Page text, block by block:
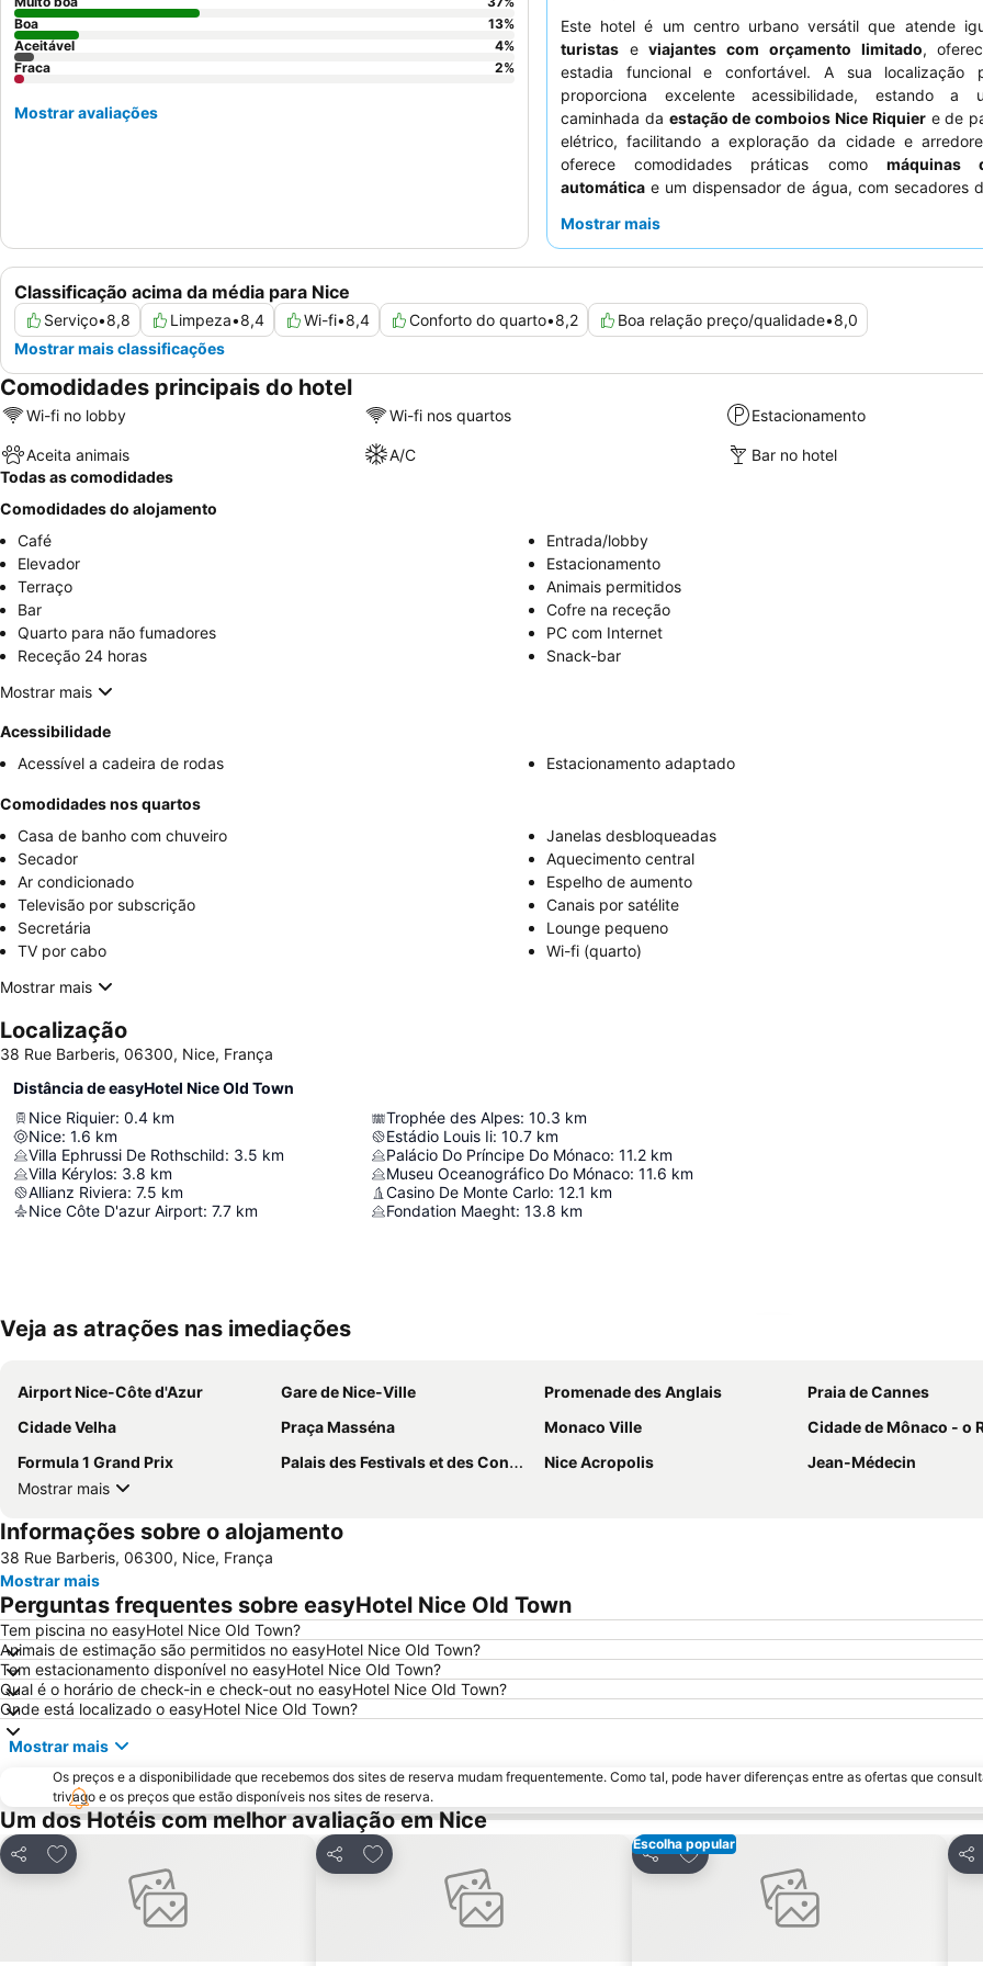
Este hotel é um centro urbano versátil que atende
turistas eviajantes com orçamento limitado,
estadia funcional e confortável. A sua localização
proporciona excelente acessibilidade, estando a
caminhada da estação de comboios Nice Riquiere de
elétrico, facilitando a exploração da cidade e
oferece comodidades práticas como máquinas
automática e um dispensador de água, com secadores
consistentemente os
pátio exterior.
Mostrar mais
Classificação acima da média para Nice
Serviço•8,8 Limpeza•8,4 Wi-fi•8,4 Conforto do quarto•8,2 Boa relação preço/qualidade•8,0
Mostrar mais classificações
Boa
13%
Aceitável
4%
Fraca
2%
Mostrar avaliações
Comodidades principais do hotel
Wi-fi no lobby Wi-fi nos quartos Estacionamento
Aceita animais A/C
Bar no hotel
Todas as comodidades
Comodidades do alojamento
Café
Entrada/lobby
Elevador
Estacionamento
Terraço
Animais permitidos
Bar
Cofre na receção
Quarto para não fumadores
PC com Internet
Receção 24 horas
Snack-bar
Mostrar mais
Acessibilidade
Acessível a cadeira de rodas
Estacionamento adaptado
Comodidades nos quartos
Casa de banho com chuveiro
Janelas desbloqueadas
Secador
Aquecimento central
Ar condicionado
Espelho de aumento
Televisão por subscrição
Canais por satélite
Secretária
Lounge pequeno
TV por cabo
Wi-fi (quarto)
Mostrar mais
Localização
38 Rue Barberis, 06300, Nice, França
Distância de easyHotel Nice Old Town
Nice Riquier: 0.4 km
Nice: 1.6 km
Villa Ephrussi De Rothschild: 3.5 km
Villa Kérylos: 3.8 km
Allianz Riviera: 7.5 km
Nice Côte D'azur Airport: 7.7 km
Trophée des Alpes: 10.3 km
Estádio Louis Ii: 10.7 km
Palácio Do Príncipe Do Mónaco: 11.2 km
Museu Oceanográfico Do Mónaco: 11.6 km
Casino De Monte Carlo: 12.1 km
Fondation Maeght: 13.8 km
Veja as atrações nas imediações
Airport Nice-Côte d'Azur Gare de Nice-Ville Promenade des Anglais
Praia de Cannes
Cidade Velha
Praça Masséna Monaco Ville
Cidade de Mônaco - o
Formula 1 Grand Prix
Palais des Festivals et des Congrès Nice Acropolis
Jean-Médecin
Mostrar mais
Informações sobre o alojamento
38 Rue Barberis, 06300, Nice, França
Mostrar mais
Perguntas frequentes sobre easyHotel Nice Old Town
Tem piscina no easyHotel Nice Old Town?
Animais de estimação são permitidos no easyHotel Nice Old Town?
Tem estacionamento disponível no easyHotel Nice Old Town?
Qual é o horário de check-in e check-out no easyHotel Nice Old Town?
Onde está localizado o easyHotel Nice Old Town?
Mostrar mais
Os preços e a disponibilidade que recebemos dos sites de reserva mudam frequentemente. Como tal, pode haver diferenças entre as ofertas que
trivago e os preços que estão disponíveis nos sites de reserva.
Um dos Hotéis com melhor avaliação em Nice
Partilhar
Adicionar aos favoritos
Partilhar
Adicionar aos favoritos Escolha popular
Partilhar
Adicionar aos favoritos